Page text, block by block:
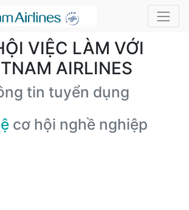
VIỆC LÀM VỚI
AIRLINES
tin tuyển dụng
cơ hội nghề nghiệp